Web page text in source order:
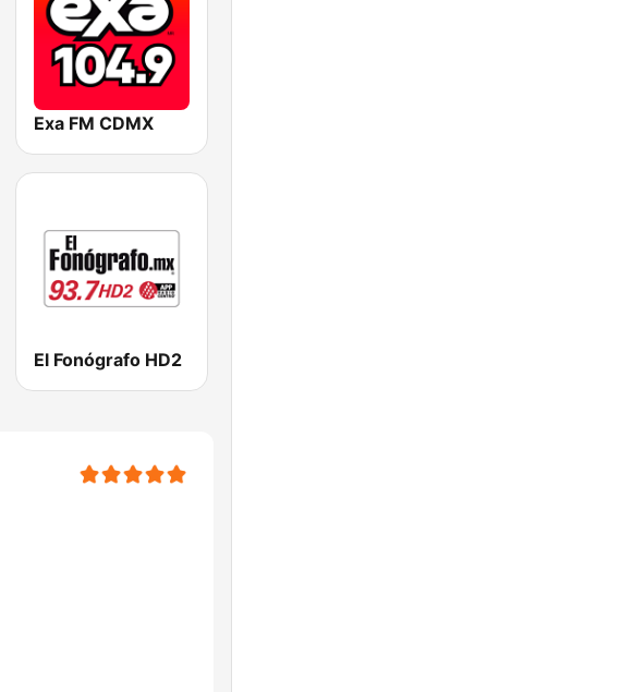
Exa FM CDMX
El Fonógrafo HD2